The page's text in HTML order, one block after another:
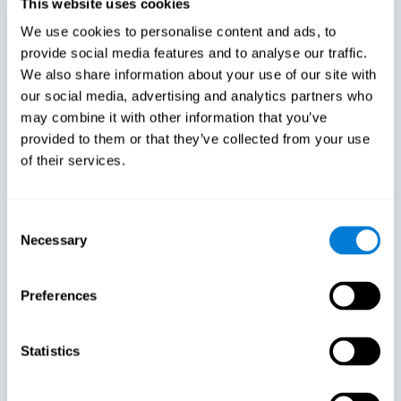
This website uses cookies
We use cookies to personalise content and ads, to
provide social media features and to analyse our traffic.
We also share information about your use of our site with
our social media, advertising and analytics partners who
may combine it with other information that you’ve
provided to them or that they’ve collected from your use
of their services.
Selection
Necessary
Preferences
Statistics
"Το CogniFit ήταν το ιδανικό εργαλείο για να μας
αποτελούν το ανταγωνιστικό πλεονέκτημα της
εργασία τους."